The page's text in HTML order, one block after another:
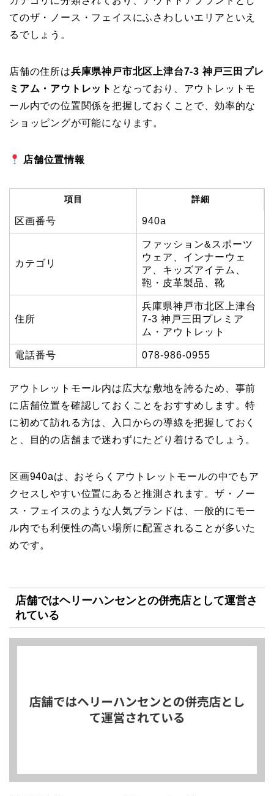
てのザ・ノース・フェイスにふさわしいエリアといえ
るでしょう。
店舗の住所は兵庫県神戸市北区上津台7-3 神戸三田プレ
ミアム・アウトレット となっており、アウトレットモ
ール内での位置関係を把握しておくことで、効率的な
ショッピングが可能になります。
店舗位置情報
項目 詳細
区画番号 940a
カテゴリ
ファッション&スポーツ
ウェア、インナーウェ
ア、キッズアイテム、
鞄・皮革製品、靴
住所
兵庫県神戸市北区上津台
7-3 神戸三田プレミア
ム・アウトレット
電話番号 078-986-0955
アウトレットモール内は広大な敷地を誇るため、事前
に店舗位置を確認しておくことをおすすめします。特
に初めて訪れる方は、入口からの導線を把握しておく
と、目的の店舗まで迷わずにたどり着けるでしょう。
区画940aは、おそらくアウトレットモールの中でもア
クセスしやすい位置にあると推測されます。ザ・ノー
ス・フェイスのような人気ブランドは、一般的にモー
ル内でも利便性の高い場所に配置されることが多いた
めです。
店舗ではヘリーハンセンとの併売店として運営さ
れている